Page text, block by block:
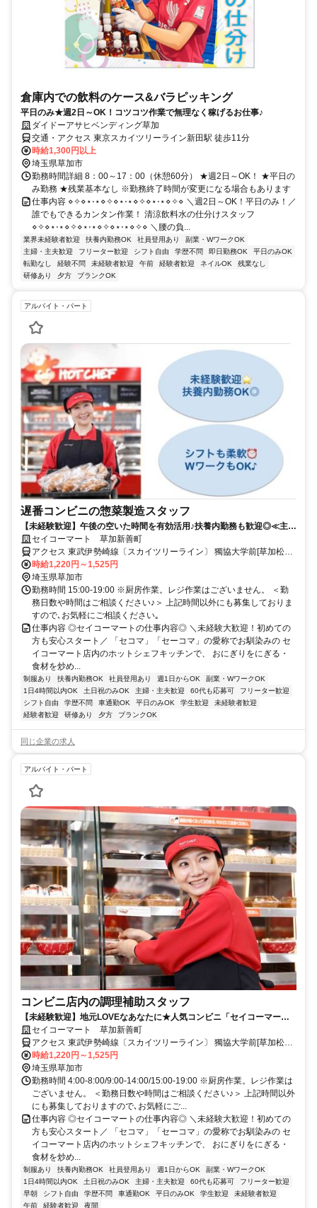
倉庫内での飲料のケース&バラピッキング
平日のみ★週2日～OK！コツコツ作業で無理なく稼げるお仕事♪
ダイドーアサヒベンディング草加
交通・アクセス 東京スカイツリーライン新田駅 徒歩11分
時給1,300円以上
埼玉県草加市
勤務時間詳細 8：00～17：00（休憩60分） ★週2日～OK！ ★平日の
み勤務 ★残業基本なし ※勤務終了時間が変更になる場合もあります
仕事内容 ⋄✧⋄⋆⋅⋆⋄✧⋄⋆⋅⋆⋄✧⋄⋆⋅⋆⋄✧⋄ ＼週2日～OK！平日のみ！／
誰でもできるカンタン作業！ 清涼飲料水の仕分けスタッフ
⋄✧⋄⋆⋅⋆⋄✧⋄⋆⋅⋆⋄✧⋄⋆⋅⋆⋄✧⋄ ＼腰の負...
業界未経験者歓迎 扶養内勤務OK 社員登用あり
副業・WワークOK
主婦・主夫歓迎
フリーター歓迎 シフト自由 学歴不問 即日勤務OK
平日のみOK
転勤なし
経験不問 未経験者歓迎 午前 経験者歓迎 ネイルOK
残業なし
研修あり
夕方 ブランクOK
アルバイト・パート
遅番コンビニの惣菜製造スタッフ
【未経験歓迎】午後の空いた時間を有効活用♪扶養内勤務も歓迎◎≪主婦
(夫)・学生の方も活躍中≫
セイコーマート 草加新善町
アクセス 東武伊勢崎線〔スカイツリーライン〕 獨協大学前[草加松原]
西口徒歩約15分、東武伊勢崎線〔スカイツリーライン〕 新田（埼玉
県）西口徒歩約16分、東武伊勢崎線〔スカイツリーライン〕 草加西
口徒歩約34分
時給1,220円～1,525円
埼玉県草加市
勤務時間 15:00-19:00 ※厨房作業。レジ作業はございません。 ＜勤
務日数や時間はご相談ください♪＞ 上記時間以外にも募集しておりま
すので､お気軽にご相談ください｡
仕事内容 ◎セイコーマートの仕事内容◎ ＼未経験大歓迎！初めての
方も安心スタート／ 「セコマ」「セーコマ」の愛称でお馴染みの セ
イコーマート店内のホットシェフキッチンで、 おにぎりをにぎる・
食材を炒め...
制服あり 扶養内勤務OK 社員登用あり 週1日からOK
副業・WワークOK
1日4時間以内OK
土日祝のみOK 主婦・主夫歓迎 60代も応募可
フリーター歓迎
シフト自由
学歴不問 車通勤OK 平日のみOK 学生歓迎
未経験者歓迎
経験者歓迎
研修あり 夕方 ブランクOK
同じ企業の求人
アルバイト・パート
コンビニ店内の調理補助スタッフ
【未経験歓迎】地元LOVEなあなたに★人気コンビニ「セイコーマー
ト」で働こう♪接客なし◎
セイコーマート 草加新善町
アクセス 東武伊勢崎線〔スカイツリーライン〕 獨協大学前[草加松原]
西口徒歩約15分、東武伊勢崎線〔スカイツリーライン〕 新田（埼玉
県）西口徒歩約16分、東武伊勢崎線〔スカイツリーライン〕 草加西
口徒歩約34分
時給1,220円～1,525円
埼玉県草加市
勤務時間 4:00-8:00/9:00-14:00/15:00-19:00 ※厨房作業。レジ作業は
ございません。 ＜勤務日数や時間はご相談ください♪＞ 上記時間以外
にも募集しておりますので､お気軽にご...
仕事内容 ◎セイコーマートの仕事内容◎ ＼未経験大歓迎！初めての
方も安心スタート／ 「セコマ」「セーコマ」の愛称でお馴染みの セ
イコーマート店内のホットシェフキッチンで、 おにぎりをにぎる・
食材を炒め...
制服あり 扶養内勤務OK 社員登用あり 週1日からOK
副業・WワークOK
1日4時間以内OK
土日祝のみOK 主婦・主夫歓迎 60代も応募可
フリーター歓迎
早朝
シフト自由 学歴不問 車通勤OK 平日のみOK 学生歓迎
未経験者歓迎
午前
経験者歓迎 夜間